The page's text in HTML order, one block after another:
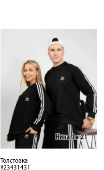
Толстовка
#23431431